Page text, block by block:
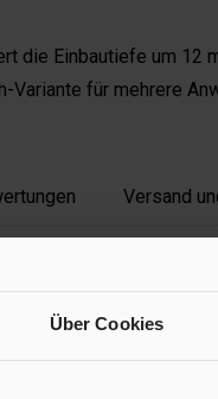
Über Cookies
die Einbautiefe um 12
Variante für mehrere
Versand